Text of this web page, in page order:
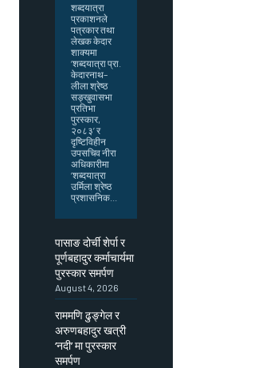
शब्दयात्रा
प्रकाशनले
पत्रकार तथा
लेखक केदार
शाक्यमा
‘शब्दयात्रा प्रा.
केदारनाथ–
लीला श्रेष्ठ
सङ्खुवासभा
प्रतिभा
पुरस्कार,
२०८३’ र
दृष्टिविहीन
उपसचिव नीरा
अधिकारीमा
‘शब्दयात्रा
उर्मिला श्रेष्ठ
प्रशासनिक...
पासाङ दोर्ची शेर्पा र
पूर्णबहादुर कर्माचार्यमा
पुरस्कार समर्पण
August 4, 2026
राममणि ढुङ्गेल र
अरुणबहादुर खत्री
‘नदी’ मा पुरस्कार
समर्पण